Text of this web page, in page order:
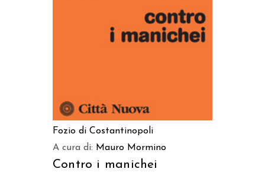
Fozio di Costantinopoli
A cura di: Mauro Mormino
Contro i manichei